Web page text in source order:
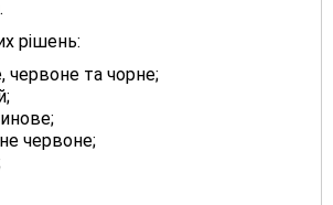
рішень:
червоне та чорне;
червоне;